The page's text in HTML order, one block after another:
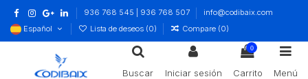
936 768 545 | 936 768 507
info@codibaix.com
Español
Lista de deseos (0) Compare (0)
Buscar Iniciar sesión
0
Carrito Menú